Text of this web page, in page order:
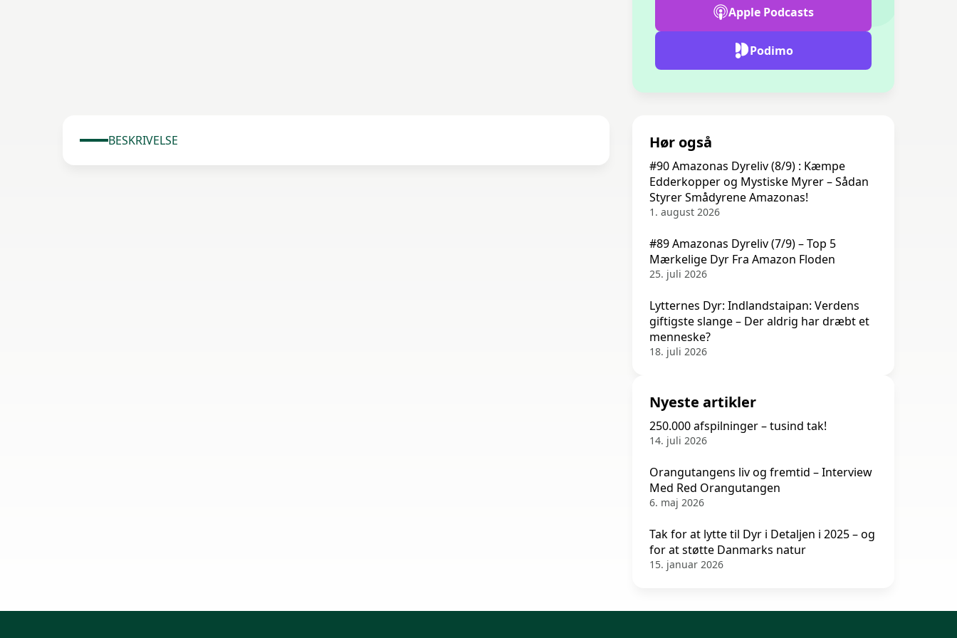
Apple Podcasts
Podimo
BESKRIVELSE Hør også
#90 Amazonas Dyreliv (8/9) : Kæmpe
Edderkopper og Mystiske Myrer – Sådan
Styrer Smådyrene Amazonas!
1. august 2026
#89 Amazonas Dyreliv (7/9) – Top 5
Mærkelige Dyr Fra Amazon Floden
25. juli 2026
Lytternes Dyr: Indlandstaipan: Verdens
giftigste slange – Der aldrig har dræbt et
menneske?
18. juli 2026
Nyeste artikler
250.000 afspilninger – tusind tak!
14. juli 2026
Orangutangens liv og fremtid – Interview
Med Red Orangutangen
6. maj 2026
Tak for at lytte til Dyr i Detaljen i 2025 – og
for at støtte Danmarks natur
15. januar 2026